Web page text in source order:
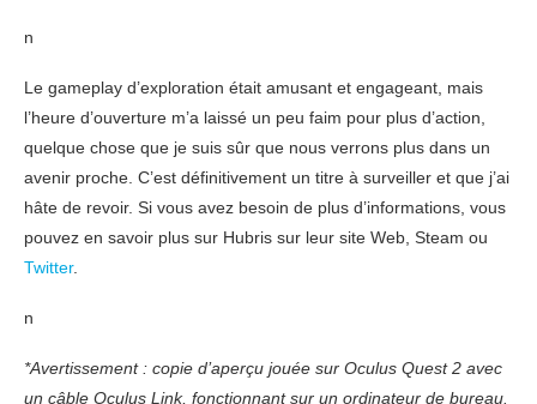
n
Le gameplay d’exploration était amusant et engageant, mais
l’heure d’ouverture m’a laissé un peu faim pour plus d’action,
quelque chose que je suis sûr que nous verrons plus dans un
avenir proche. C’est définitivement un titre à surveiller et que j’ai
hâte de revoir. Si vous avez besoin de plus d’informations, vous
pouvez en savoir plus sur Hubris sur leur site Web, Steam ou
Twitter.
n
*Avertissement : copie d’aperçu jouée sur Oculus Quest 2 avec
un câble Oculus Link, fonctionnant sur un ordinateur de bureau.